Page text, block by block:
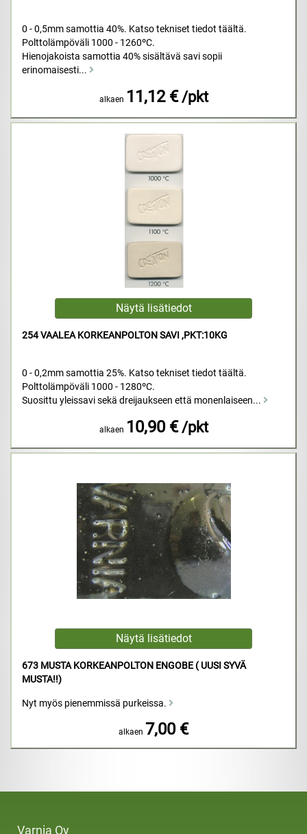
0 - 0,5mm samottia 40%. Katso tekniset tiedot täältä.
Polttolämpöväli 1000 - 1260ºC.
Hienojakoista samottia 40% sisältävä savi sopii
erinomaisesti...
alkaen 11,12 € /pkt
254 VAALEA KORKEANPOLTON SAVI ,PKT:10KG
0 - 0,2mm samottia 25%. Katso tekniset tiedot täältä.
Polttolämpöväli 1000 - 1280ºC.
Suosittu yleissavi sekä dreijaukseen että monenlaiseen...
alkaen 10,90 € /pkt
673 MUSTA KORKEANPOLTON ENGOBE ( UUSI SYVÄ
MUSTA!!)
Nyt myös pienemmissä purkeissa.
alkaen 7,00 €
Varnia Oy